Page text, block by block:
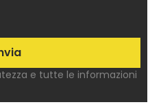
e tutte le informazioni